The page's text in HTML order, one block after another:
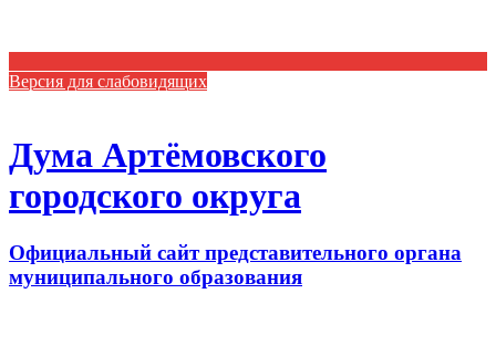
Версия для слабовидящих
Дума Артёмовского
городского округа
Официальный сайт представительного органа
муниципального образования